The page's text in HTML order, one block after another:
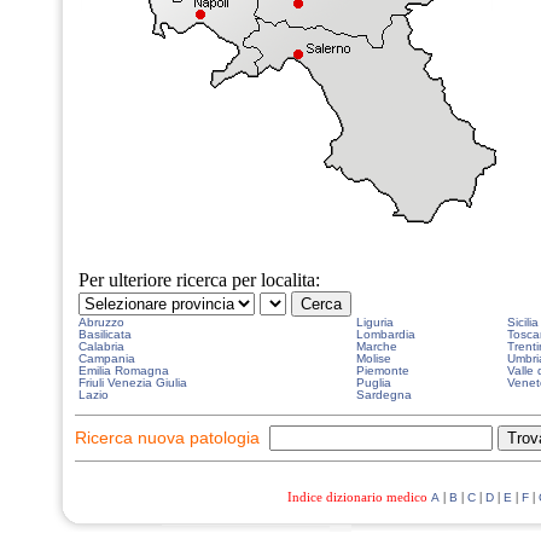
Per ulteriore ricerca per localita:
Abruzzo Liguria
Sicilia
Basilicata
Lombardia
Calabria
Marche
Campania
Molise
Emilia Romagna
Piemonte
Valle
Friuli Venezia Giulia
Puglia
Lazio
Sardegna
Ricerca nuova patologia
Indice dizionario medico A | B | C | D | E | F |